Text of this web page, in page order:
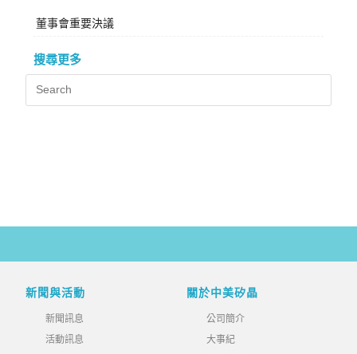
董事會重要決議
搜尋更多
新聞與活動
新聞訊息
活動訊息
關於中美矽晶
公司簡介
大事紀